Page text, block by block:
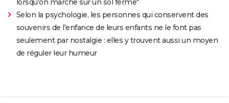
Selon la psychologie, les personnes qui conservent des
souvenirs de l'enfance de leurs enfants ne le font pas
seulement par nostalgie : elles y trouvent aussi un moyen
de réguler leur humeur